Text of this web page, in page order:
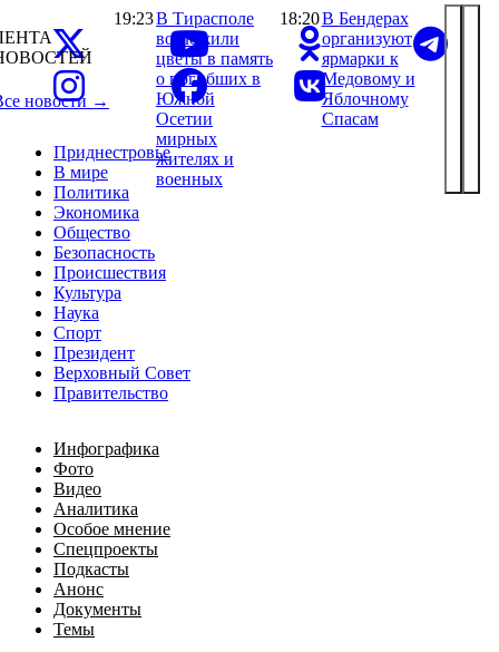
Приднестровье
В мире
Политика
Экономика
Общество
Безопасность
Происшествия
Культура
Наука
Спорт
Президент
Верховный Совет
Правительство
Инфографика
Фото
Видео
Аналитика
Особое мнение
Спецпроекты
Подкасты
Анонс
Документы
Темы
новости →
19:23В Тирасполе
возложили
цветы в память
о погибших в
Южной
Осетии
мирных
жителях и
военных
18:20В Бендерах
организуют
ярмарки к
Медовому и
Яблочному
Спасам